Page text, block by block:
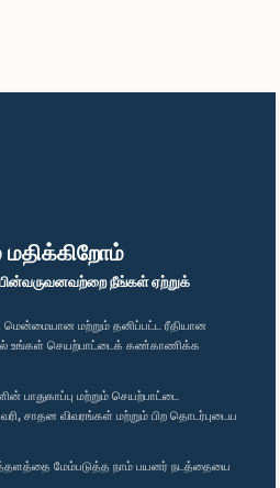
நீங்கள் ஏற்றுக்
மென்மையான மற்றும் தனிப்பட்ட ரீதியான
உங்கள் செயற்பாட்டைக் கண்காணிக்க
பாதுகாப்பு மற்றும் செயற்பாட்டை
சாதன விவரங்கள் மற்றும் பிற தொடர்புடைய
மேம்படுத்த நாம் பயனர் நடத்தையை